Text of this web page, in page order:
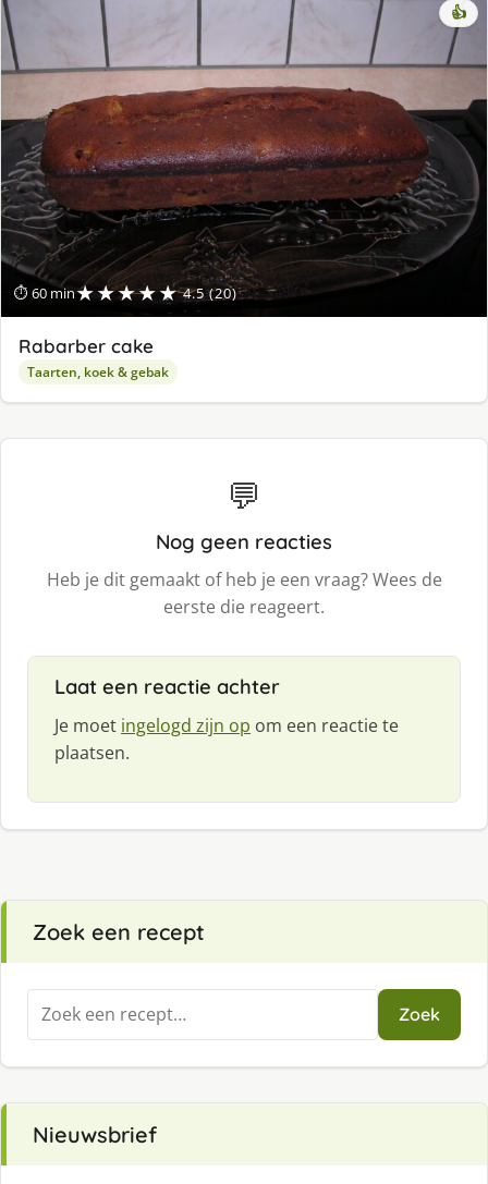
⏱ 60 min★★★★★ 4.5 (20)
👍
Rabarber cake
Taarten, koek & gebak
💬
Nog geen reacties
Heb je dit gemaakt of heb je een vraag? Wees de
eerste die reageert.
Laat een reactie achter
Je moet ingelogd zijn op om een reactie te
plaatsen.
Zoek een recept
Zoeken
naar:
Zoek
Nieuwsbrief